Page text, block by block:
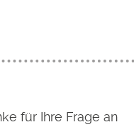
für Ihre Frage an